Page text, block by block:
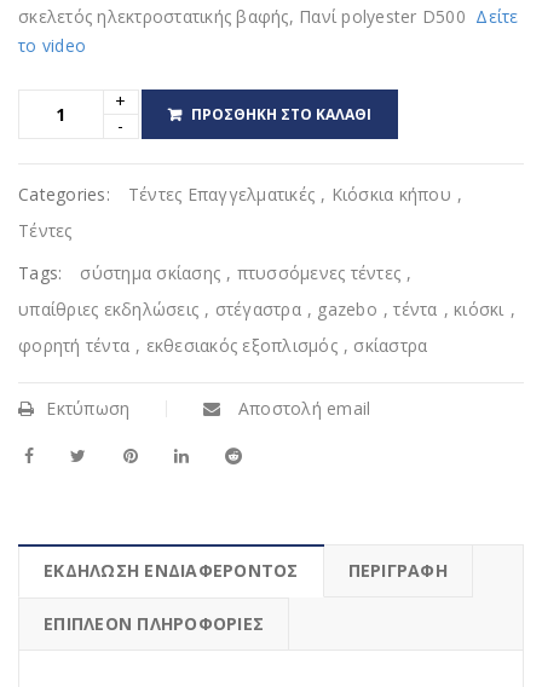
σκελετός ηλεκτροστατικής βαφής, Πανί polyester D500 Δείτε
το video
ΠΡΟΣΘΉΚΗ ΣΤΟ ΚΑΛΆΘΙ
Categories: Τέντες Επαγγελματικές , Κιόσκια κήπου ,
Tέντες
Tags:
σύστημα σκίασης , πτυσσόμενες τέντες ,
υπαίθριες εκδηλώσεις , στέγαστρα , gazebo ,τέντα , κιόσκι ,
φορητή τέντα , εκθεσιακός εξοπλισμός , σκίαστρα
Εκτύπωση Αποστολή email
ΕΚΔΗΛΩΣΗ ΕΝΔΙΑΦΕΡΟΝΤΟΣ ΠΕΡΙΓΡΑΦΉ
ΕΠΙΠΛΈΟΝ ΠΛΗΡΟΦΟΡΊΕΣ